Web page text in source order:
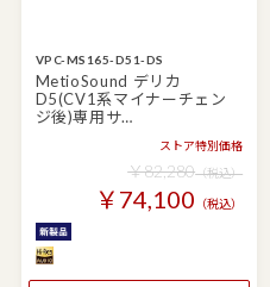
VPC-MS165-D51-DS
MetioSound デリカ
D5(CV1系マイナーチェン
ジ後)専用サ…
ストア特別価格
￥82,280（税込）
￥74,100 （税込）